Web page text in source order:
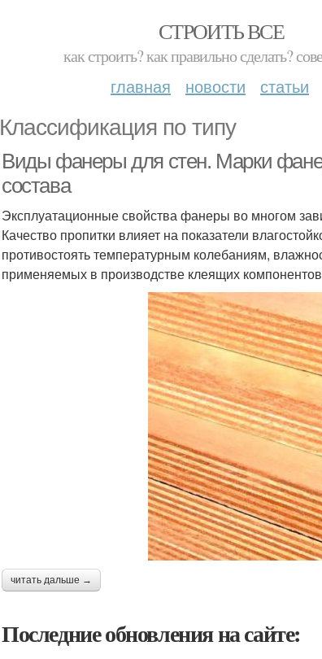
СТРОИТЬ ВСЕ
как строить? как правильно сделать?
главная новости статьи
Классификация по типу
Виды фанеры для стен. Марки
состава
Эксплуатационные свойства фанеры во многом
Качество пропитки влияет на показатели
противостоять температурным колебаниям,
применяемых в производстве клеящих
читать дальше →
Последние обновления на сайте: